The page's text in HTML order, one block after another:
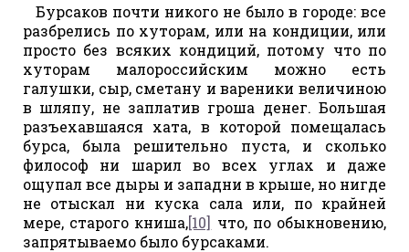
Бурсаков почти никого не было в городе: все
разбрелись по хуторам, или на кондиции, или
просто без всяких кондиций, потому что по
хуторам малороссийским можно есть
галушки, сыр, сметану и вареники величиною
в шляпу, не заплатив гроша денег. Большая
разъехавшаяся хата, в которой помещалась
бурса, была решительно пуста, и сколько
философ ни шарил во всех углах и даже
ощупал все дыры и западни в крыше, но нигде
не отыскал ни куска сала или, по крайней
мере, старого книша,[10] что, по обыкновению,
запрятываемо было бурсаками.